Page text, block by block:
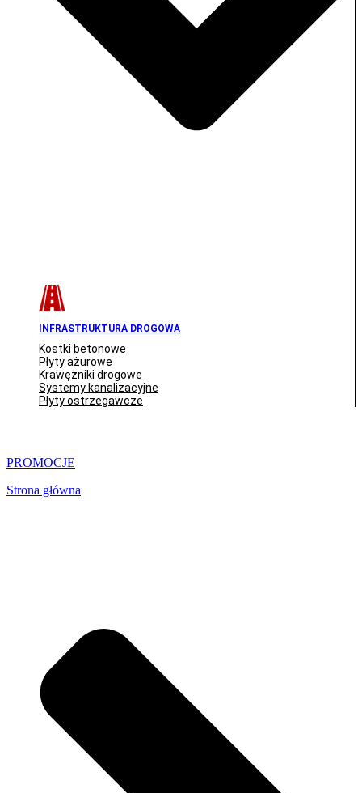
INFRASTRUKTURA DROGOWA
Kostki betonowe
Płyty ażurowe
Krawężniki drogowe
Systemy kanalizacyjne
Płyty ostrzegawcze
PROMOCJE
Strona główna